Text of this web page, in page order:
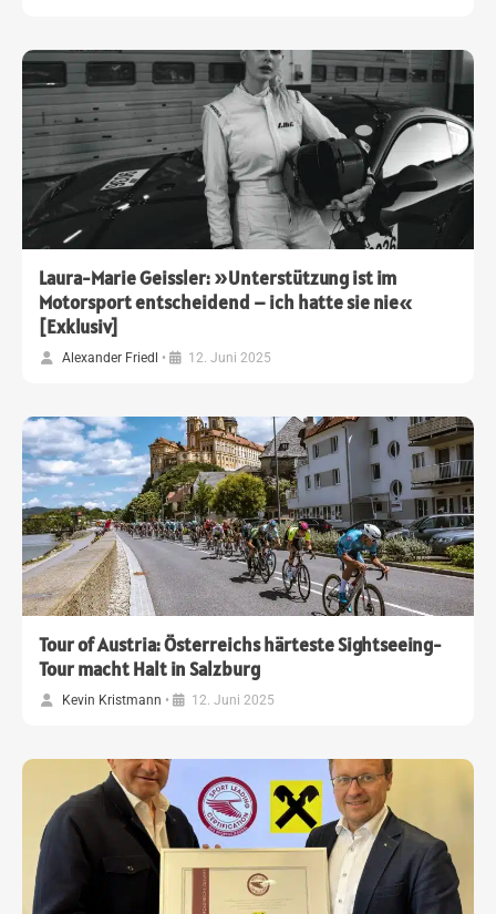
Laura-Marie Geissler: »Unterstützung ist im
Motorsport entscheidend – ich hatte sie nie«
[Exklusiv]
Alexander Friedl • 12. Juni 2025
Tour of Austria: Österreichs härteste Sightseeing-
Tour macht Halt in Salzburg
Kevin Kristmann • 12. Juni 2025